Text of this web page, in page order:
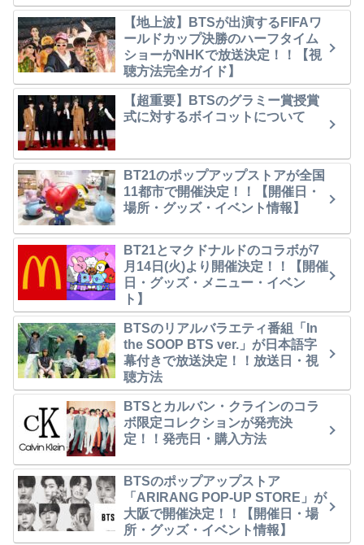
【地上波】BTSが出演するFIFAワ
ールドカップ決勝のハーフタイム
ショーがNHKで放送決定！！【視
聴方法完全ガイド】
【超重要】BTSのグラミー賞授賞
式に対するボイコットについて
BT21のポップアップストアが全国
11都市で開催決定！！【開催日・
場所・グッズ・イベント情報】
BT21とマクドナルドのコラボが7
月14日(火)より開催決定！！【開催
日・グッズ・メニュー・イベン
ト】
BTSのリアルバラエティ番組「In
the SOOP BTS ver.」が日本語字
幕付きで放送決定！！放送日・視
聴方法
BTSとカルバン・クラインのコラ
ボ限定コレクションが発売決
定！！発売日・購入方法
BTSのポップアップストア
「ARIRANG POP-UP STORE」が
大阪で開催決定！！【開催日・場
所・グッズ・イベント情報】